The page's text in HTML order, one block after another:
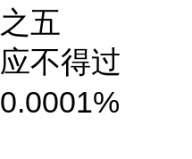
之五
应不得过
0.0001%